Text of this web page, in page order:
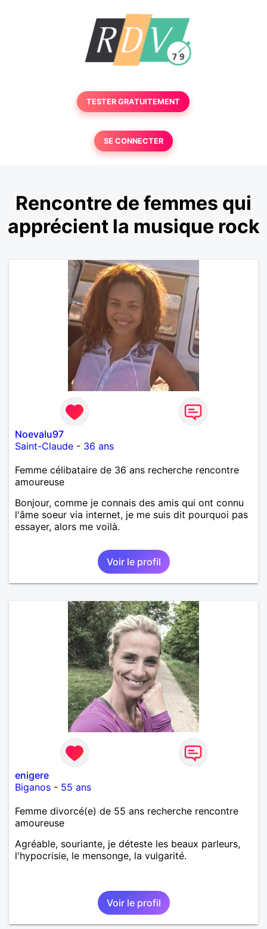
TESTER GRATUITEMENT
SE CONNECTER
Rencontre de femmes qui
apprécient la musique rock
Noevalu97
Saint-Claude - 36 ans
Femme célibataire de 36 ans recherche rencontre
amoureuse
Bonjour, comme je connais des amis qui ont connu
l'âme soeur via internet, je me suis dit pourquoi pas
essayer, alors me voilà.
Voir le profil
enigere
Biganos - 55 ans
Femme divorcé(e) de 55 ans recherche rencontre
amoureuse
Agréable, souriante, je déteste les beaux parleurs,
l'hypocrisie, le mensonge, la vulgarité.
Voir le profil